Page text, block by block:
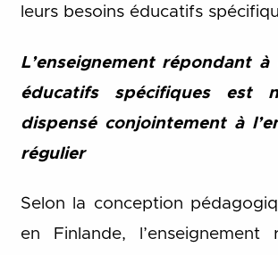
leurs besoins éducatifs
L’enseignement répondant à
éducatifs spécifiques est
dispensé conjointement à
régulier
Selon la conception
en Finlande, l’enseignement